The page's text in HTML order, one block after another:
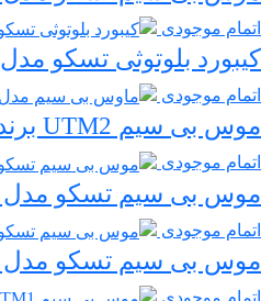
اتمام موجودی
کیبورد بلوتوثی تسکو مدل TKM7320B
اتمام موجودی
موس بی سیم UTM2 برند utech
اتمام موجودی
موس بی سیم تسکو مدل TM 659W
اتمام موجودی
موس بی سیم تسکو مدل TM 665W
اتمام موجودی